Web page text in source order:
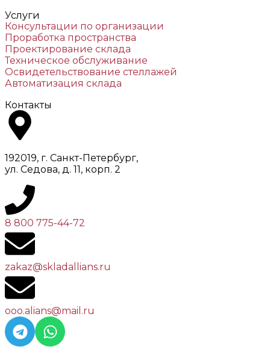
Услуги
Консультации по организации
Проработка пространства
Проектирование склада
Техническое обслуживание
Освидетельствование стеллажей
Автоматизация склада
Контакты
192019, г. Санкт-Петербург,
ул. Седова, д. 11, корп. 2
8 800 775-44-72
zakaz@skladallians.ru
ooo.alians@mail.ru